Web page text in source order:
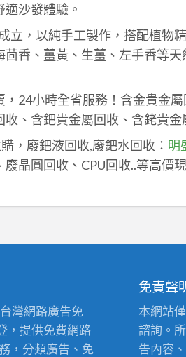
沙發體驗。
立，以純手工製作，搭配植物
茴香、薑黃、生薑、左手香等
，24小時全省服務！含金貴金
、含鈀貴金屬回收、含銠貴金
，廢鈀液回收,廢鈀水回收： 明
晶圓回收、CPU回收..等高價
灣網路廣告免
，提供免費網路
，分類廣告、免
免責聲
本網站
諮詢。
告內容